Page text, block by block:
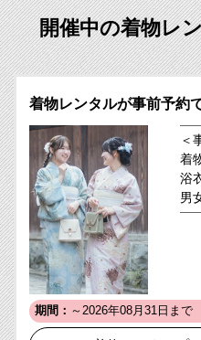
開催中の着物レ
着物レンタルが事前予約
＜
着
浴
男
期間： ～2026年08月31日まで